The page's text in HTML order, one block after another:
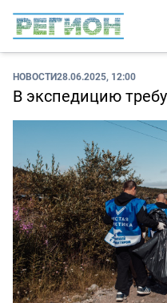
НОВОСТИ28.06.2025, 12:00
В экспедицию